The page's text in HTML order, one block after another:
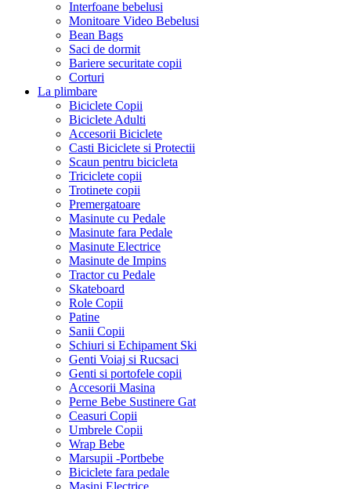
Interfoane bebelusi
Monitoare Video Bebelusi
Bean Bags
Saci de dormit
Bariere securitate copii
Corturi
La plimbare
Biciclete Copii
Biciclete Adulti
Accesorii Biciclete
Casti Biciclete si Protectii
Scaun pentru bicicleta
Triciclete copii
Trotinete copii
Premergatoare
Masinute cu Pedale
Masinute fara Pedale
Masinute Electrice
Masinute de Impins
Tractor cu Pedale
Skateboard
Role Copii
Patine
Sanii Copii
Schiuri si Echipament Ski
Genti Voiaj si Rucsaci
Genti si portofele copii
Accesorii Masina
Perne Bebe Sustinere Gat
Ceasuri Copii
Umbrele Copii
Wrap Bebe
Marsupii -Portbebe
Biciclete fara pedale